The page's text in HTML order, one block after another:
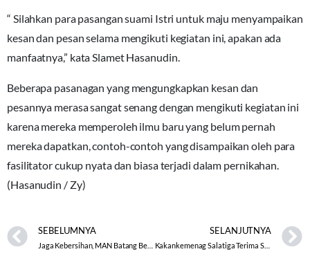
“ Silahkan para pasangan suami Istri untuk maju menyampaikan
kesan dan pesan selama mengikuti kegiatan ini, apakan ada
manfaatnya,” kata Slamet Hasanudin.
Beberapa pasanagan yang mengungkapkan kesan dan
pesannya merasa sangat senang dengan mengikuti kegiatan ini
karena mereka memperoleh ilmu baru yang belum pernah
mereka dapatkan, contoh-contoh yang disampaikan oleh para
fasilitator cukup nyata dan biasa terjadi dalam pernikahan.
(Hasanudin / Zy)
SEBELUMNYA
Jaga Kebersihan, MAN Batang Berlakukan Piket Kelas Meski PJJ
SELANJUTNYA
Kakankemenag Salatiga Terima Secara Resmi 7 Mahasiswa PPL UIN Walisongo Semarang